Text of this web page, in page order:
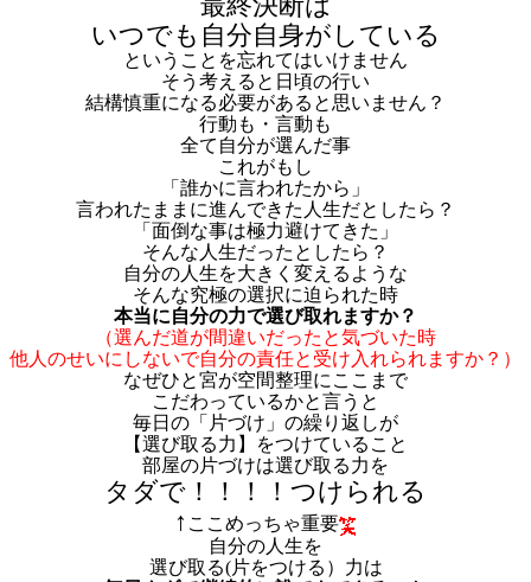
いつでも自分自身がしている
ということを忘れてはいけません
そう考えると日頃の行い
結構慎重になる必要があると思いません？
行動も・言動も
全て自分が選んだ事
これがもし
「誰かに言われたから」
言われたままに進んできた人生だとしたら？
「面倒な事は極力避けてきた」
そんな人生だったとしたら？
自分の人生を大きく変えるような
そんな究極の選択に迫られた時
本当に自分の力で選び取れますか？
（選んだ道が間違いだったと気づいた時
他人のせいにしないで自分の責任と受け入れられますか？）
なぜひと宮が空間整理にここまで
こだわっているかと言うと
毎日の「片づけ」の繰り返しが
【選び取る力】をつけていること
部屋の片づけは選び取る力を
タダで！！！！つけられる
↑ ここめっちゃ重要
自分の人生を
選び取る(片をつける）力は